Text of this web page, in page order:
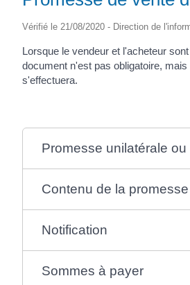
Vérifié le 21/08/2020 - Direction de
Lorsque le vendeur et l'acheteur
document n'est pas obligatoire,
s'effectuera.
Promesse unilatérale
Contenu de la
Notification
Sommes à payer